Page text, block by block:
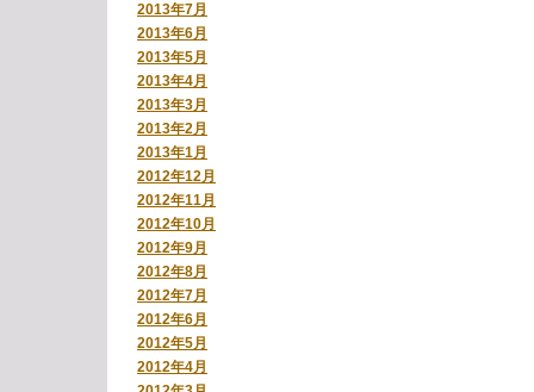
2013年7月
2013年6月
2013年5月
2013年4月
2013年3月
2013年2月
2013年1月
2012年12月
2012年11月
2012年10月
2012年9月
2012年8月
2012年7月
2012年6月
2012年5月
2012年4月